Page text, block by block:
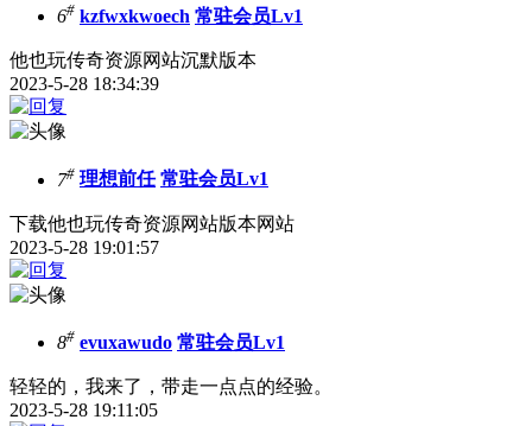
6# kzfwxkwoech 常驻会员Lv1
他也玩传奇资源网站沉默版本
2023-5-28 18:34:39
7# 理想前任 常驻会员Lv1
下载他也玩传奇资源网站版本网站
2023-5-28 19:01:57
8# evuxawudo 常驻会员Lv1
轻轻的，我来了，带走一点点的经验。
2023-5-28 19:11:05